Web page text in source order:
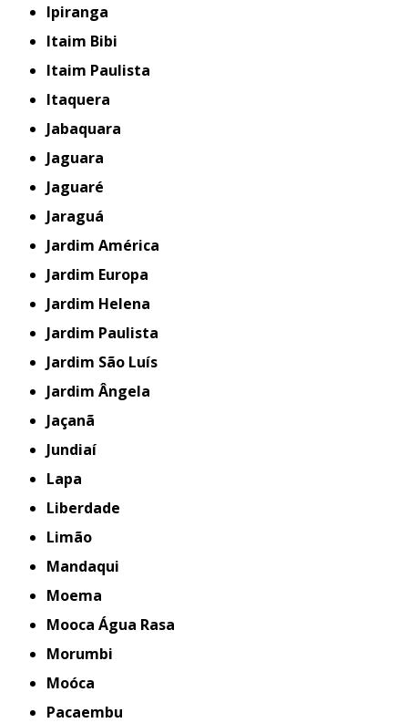
Ipiranga
Itaim Bibi
Itaim Paulista
Itaquera
Jabaquara
Jaguara
Jaguaré
Jaraguá
Jardim América
Jardim Europa
Jardim Helena
Jardim Paulista
Jardim São Luís
Jardim Ângela
Jaçanã
Jundiaí
Lapa
Liberdade
Limão
Mandaqui
Moema
Mooca Água Rasa
Morumbi
Moóca
Pacaembu